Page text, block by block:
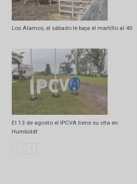
Programa nº 5O96 | Lunes O1/12/2O25
Artículo relacionados Ramdom